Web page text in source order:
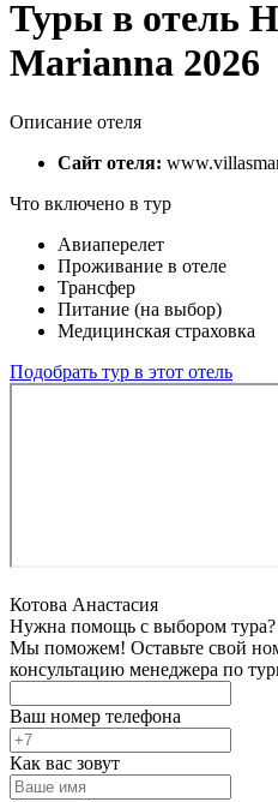
Туры в отель
Marianna 2026
Описание отеля
Сайт отеля:
Что включено в тур
Авиаперелет
Проживание в отеле
Трансфер
Питание (на выбор)
Медицинская страховка
Подобрать тур в этот отель
Котова Анастасия
Нужна помощь с выбором тура?
Мы поможем! Оставьте свой
консультацию менеджера по
Ваш номер телефона
Как вас зовут